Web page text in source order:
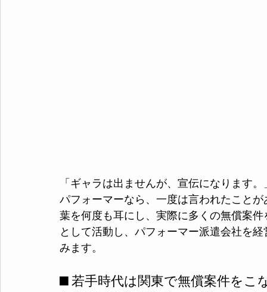
「ギャラは出ませんが、宣伝になります。
パフォーマーなら、一度は言われたこと
葉を何度も耳にし、実際に多くの無償案
として活動し、パフォーマー派遣会社を
みます。
■ 若手時代は関東で無償案件をこ